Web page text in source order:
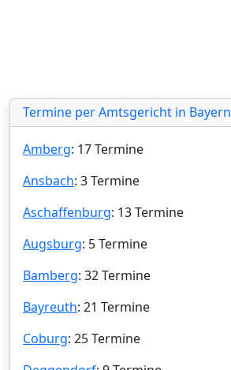
Termine per Amtsgericht in Bayern
Amberg: 17 Termine
Ansbach: 3 Termine
Aschaffenburg: 13 Termine
Augsburg: 5 Termine
Bamberg: 32 Termine
Bayreuth: 21 Termine
Coburg: 25 Termine